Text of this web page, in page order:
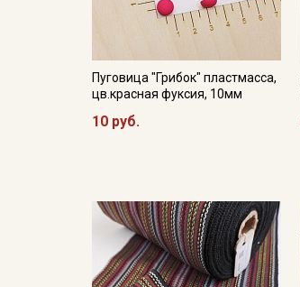
Пуговица "Грибок" пластмасса,
цв.красная фуксия, 10мм
10 руб.